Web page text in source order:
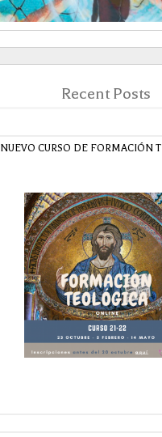
Recent Posts
NUEVO CURSO DE FORMACIÓN